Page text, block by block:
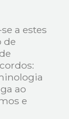
a estes
de
ao
e